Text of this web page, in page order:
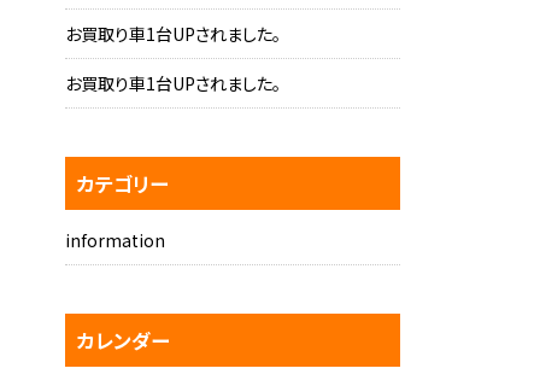
お買取り車1台UPされました。
お買取り車1台UPされました。
カテゴリー
information
カレンダー